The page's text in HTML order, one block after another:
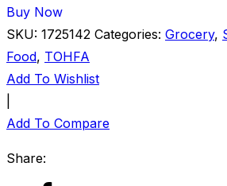
Buy Now
SKU: 1725142 Categories: Grocery,
Food, TOHFA
Add To Wishlist
Add To Compare
Share: